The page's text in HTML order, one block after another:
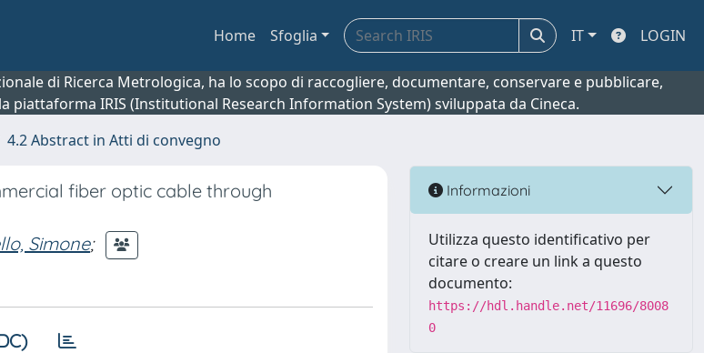
Home Sfoglia IT LOGIN
di Ricerca Metrologica, ha lo scopo di raccogliere, documentare, conservare e pubblicare,
piattaforma IRIS (Institutional Research Information System) sviluppata da Cineca.
4.2 Abstract in Atti di convegno
fiber optic cable through
Simone;
Informazioni
Utilizza questo identificativo per
citare o creare un link a questo
documento:
https://hdl.handle.net/11696/8008
0